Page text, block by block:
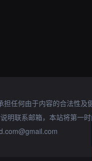
任何由于内容的合法性及
明联系邮箱，本站将第一